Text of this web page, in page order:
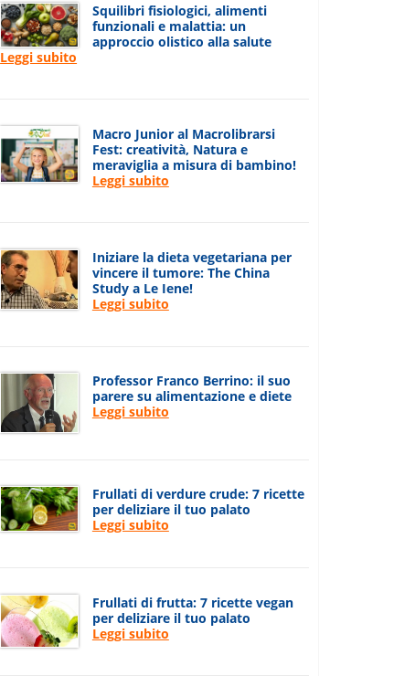
Squilibri fisiologici, alimenti
funzionali e malattia: un
approccio olistico alla salute
Leggi subito
Macro Junior al Macrolibrarsi
Fest: creatività, Natura e
meraviglia a misura di bambino!
Leggi subito
Iniziare la dieta vegetariana per
vincere il tumore: The China
Study a Le Iene!
Leggi subito
Professor Franco Berrino: il suo
parere su alimentazione e diete
Leggi subito
Frullati di verdure crude: 7 ricette
per deliziare il tuo palato
Leggi subito
Frullati di frutta: 7 ricette vegan
per deliziare il tuo palato
Leggi subito